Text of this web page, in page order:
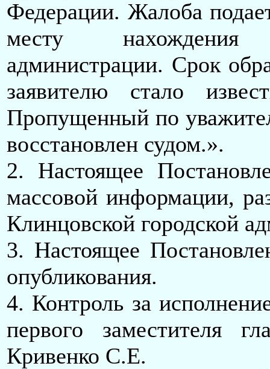
Федерации. Жалоба
месту нахождения
администрации. Срок
заявителю стало
Пропущенный по
восстановлен судом.».
2. Настоящее
массовой информации,
Клинцовской городской
3. Настоящее
опубликования.
4. Контроль за
первого заместителя
Кривенко С.Е.